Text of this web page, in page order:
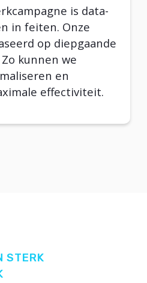
is data-
in feiten. Onze
op diepgaande
kunnen we
en
effectiviteit.
STERK